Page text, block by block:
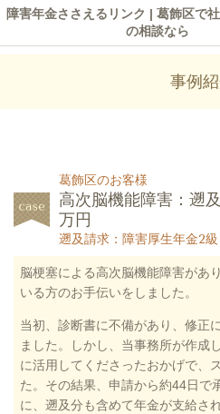
障害年金ささえるリンク | 葛飾区で
の相談なら
事例
葛飾区のお客様
高次脳機能障害：遡
万円
遡及請求：障害厚生年金2級
脳梗塞による高次脳機能障害があ
いる方のお手伝いをしました。
当初、診断書に不備があり、修正
ました。しかし、当事務所が作成
に活用してくださったおかげで、
た。その結果、申請から約44日で
に、遡及分も含めて年金が支給さ